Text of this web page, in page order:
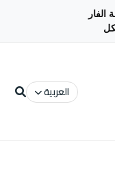
الفار
العربية